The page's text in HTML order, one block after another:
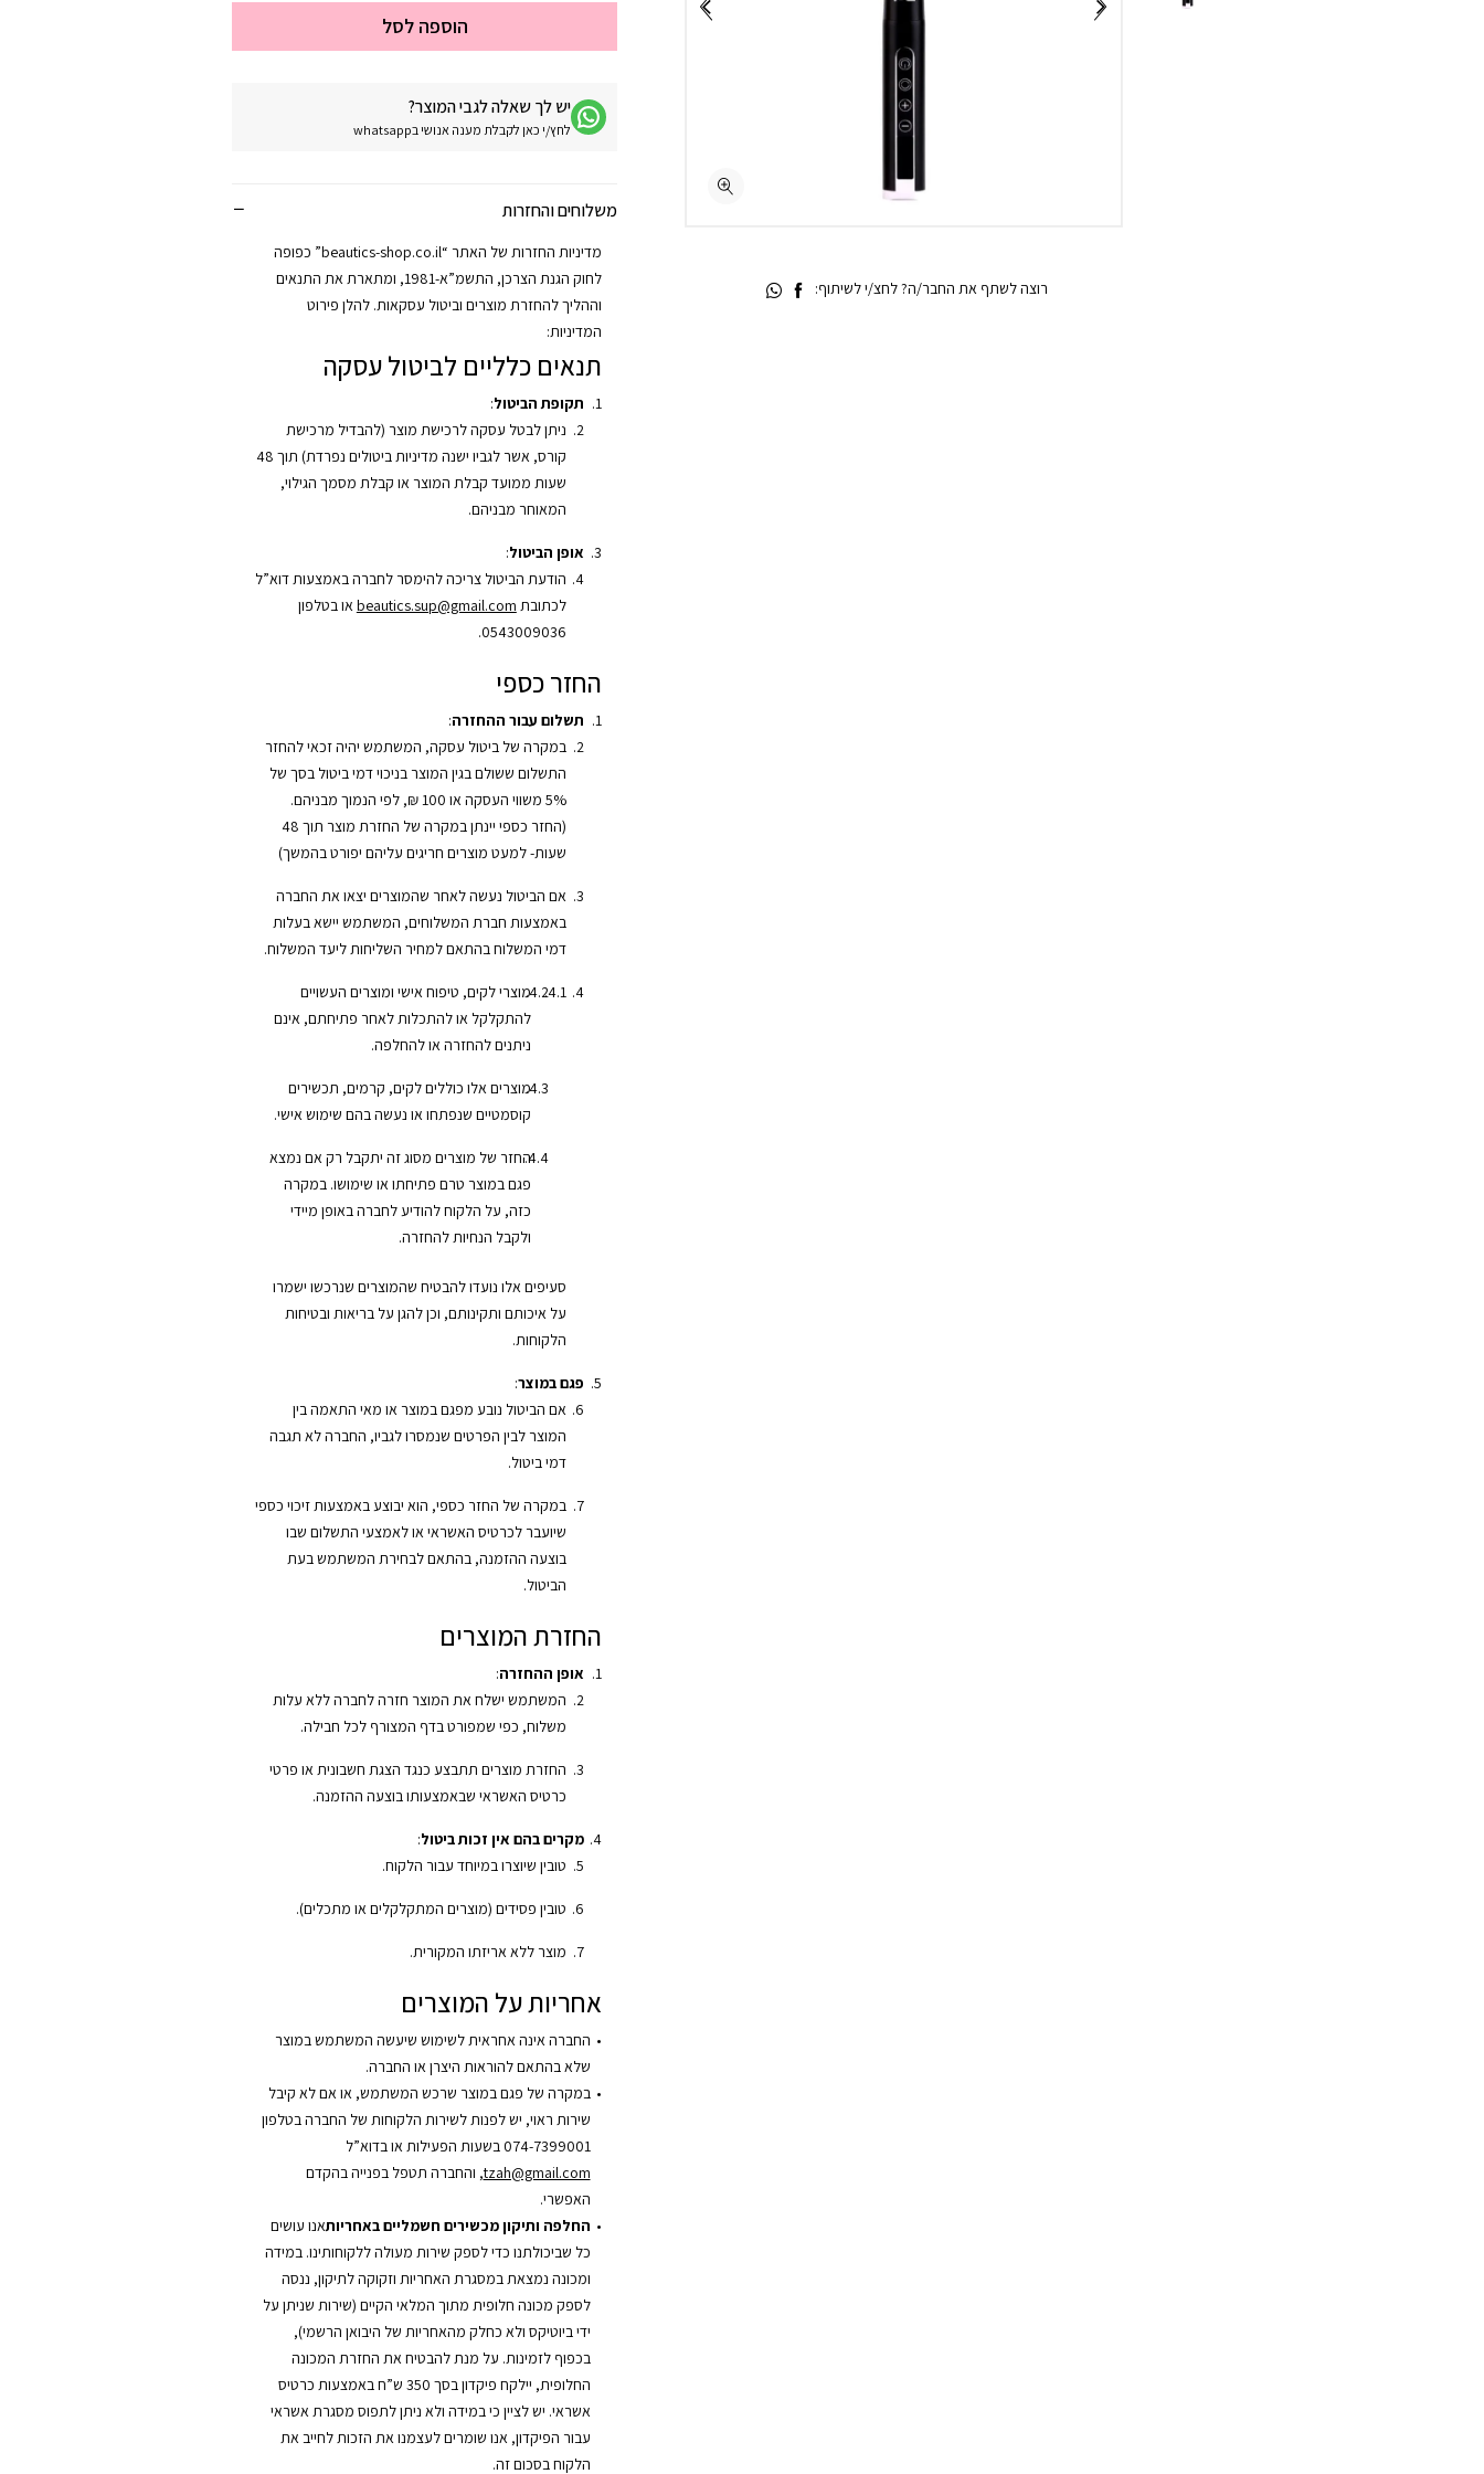
הוספה לסל
יש לך שאלה לגבי המוצר?
לחץ/י כאן לקבלת מענה אנושי בwhatsapp
משלוחים והחזרות
מדיניות החזרות של האתר “beautics-shop.co.il” כפופה
לחוק הגנת הצרכן, התשמ”א-1981, ומתארת את התנאים
וההליך להחזרת מוצרים וביטול עסקאות. להלן פירוט
המדיניות:
תנאים כלליים לביטול עסקה
תקופת הביטול:
ניתן לבטל עסקה לרכישת מוצר (להבדיל מרכישת
קורס, אשר לגביו ישנה מדיניות ביטולים נפרדת) תוך 48
שעות ממועד קבלת המוצר או קבלת מסמך הגילוי,
המאוחר מבניהם.
אופן הביטול:
הודעת הביטול צריכה להימסר לחברה באמצעות דוא”ל
לכתובת beautics.sup@gmail.com או בטלפון
0543009036.
החזר כספי
תשלום עבור ההחזרה:
במקרה של ביטול עסקה, המשתמש יהיה זכאי להחזר
התשלום ששולם בגין המוצר בניכוי דמי ביטול בסך של
5% משווי העסקה או 100 ₪, לפי הנמוך מבניהם.
(החזר כספי יינתן במקרה של החזרת מוצר תוך 48
שעות- למעט מוצרים חריגים עליהם יפורט בהמשך)
אם הביטול נעשה לאחר שהמוצרים יצאו את החברה
באמצעות חברת המשלוחים, המשתמש יישא בעלות
דמי המשלוח בהתאם למחיר השליחות ליעד המשלוח.
מוצרי לקים, טיפוח אישי ומוצרים העשויים
להתקלקל או להתכלות לאחר פתיחתם, אינם
ניתנים להחזרה או להחלפה.
מוצרים אלו כוללים לקים, קרמים, תכשירים
קוסמטיים שנפתחו או נעשה בהם שימוש אישי.
החזר של מוצרים מסוג זה יתקבל רק אם נמצא
פגם במוצר טרם פתיחתו או שימושו. במקרה
כזה, על הלקוח להודיע לחברה באופן מיידי
ולקבל הנחיות להחזרה.
סעיפים אלו נועדו להבטיח שהמוצרים שנרכשו ישמרו
על איכותם ותקינותם, וכן להגן על בריאות ובטיחות
הלקוחות.
פגם במוצר:
אם הביטול נובע מפגם במוצר או מאי התאמה בין
המוצר לבין הפרטים שנמסרו לגביו, החברה לא תגבה
דמי ביטול.
במקרה של החזר כספי, הוא יבוצע באמצעות זיכוי כספי
שיועבר לכרטיס האשראי או לאמצעי התשלום שבו
בוצעה ההזמנה, בהתאם לבחירת המשתמש בעת
הביטול.
החזרת המוצרים
אופן ההחזרה:
המשתמש ישלח את המוצר חזרה לחברה ללא עלות
משלוח, כפי שמפורט בדף המצורף לכל חבילה.
החזרת מוצרים תתבצע כנגד הצגת חשבונית או פרטי
כרטיס האשראי שבאמצעותו בוצעה ההזמנה.
מקרים בהם אין זכות ביטול:
טובין שיוצרו במיוחד עבור הלקוח.
טובין פסידים (מוצרים המתקלקלים או מתכלים).
מוצר ללא אריזתו המקורית.
אחריות על המוצרים
החברה אינה אחראית לשימוש שיעשה המשתמש במוצר
שלא בהתאם להוראות היצרן או החברה.
במקרה של פגם במוצר שרכש המשתמש, או אם לא קיבל
שירות ראוי, יש לפנות לשירות הלקוחות של החברה בטלפון
074-7399001 בשעות הפעילות או בדוא”ל
tzah@gmail.com, והחברה תטפל בפנייה בהקדם
האפשרי.
החלפה ותיקון מכשירים חשמליים באחריותאנו עושים
כל שביכולתנו כדי לספק שירות מעולה ללקוחותינו. במידה
ומכונה נמצאת במסגרת האחריות וזקוקה לתיקון, ננסה
לספק מכונה חלופית מתוך המלאי הקיים (שירות שניתן על
ידי ביוטיקס ולא כחלק מהאחריות של היבואן הרשמי),
בכפוף לזמינות. על מנת להבטיח את החזרת המכונה
החלופית, יילקח פיקדון בסך 350 ש”ח באמצעות כרטיס
אשראי. יש לציין כי במידה ולא ניתן לתפוס מסגרת אשראי
עבור הפיקדון, אנו שומרים לעצמנו את הזכות לחייב את
הלקוח בסכום זה.
רוצה לשתף את החבר/ה? לחצ/י לשיתוף: